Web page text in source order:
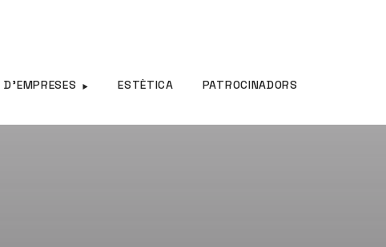
ESTÈTICA PATROCINADORS